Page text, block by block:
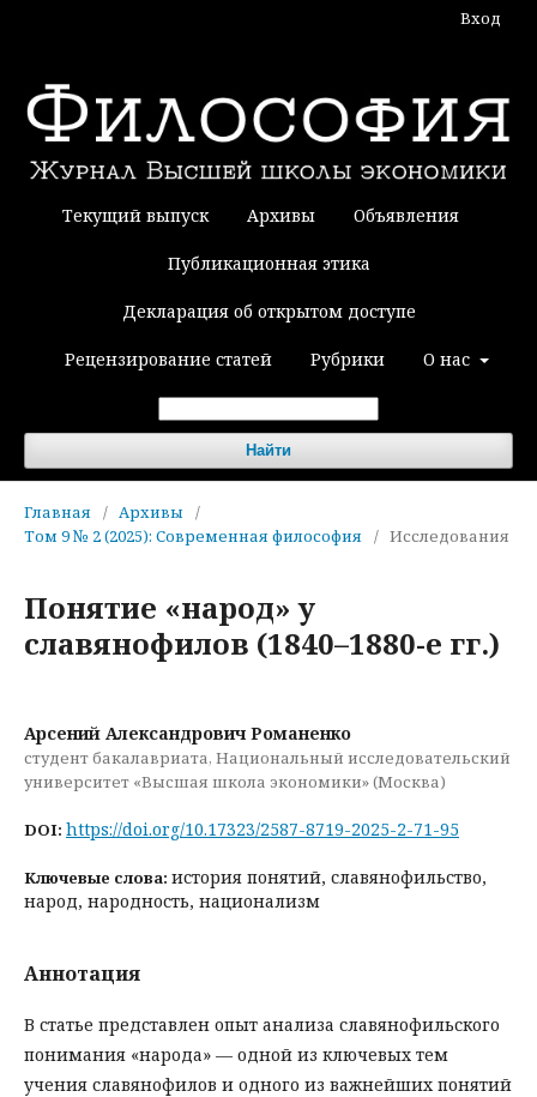
Текущий выпуск Архивы Объявления
Публикационная этика
Декларация об открытом доступе
Рецензирование статей Рубрики О нас
Найти
Вход
Главная / Архивы
/
Том 9 № 2 (2025): Современная философия
/ Исследования
Понятие «народ» у
славянофилов (1840–1880-е гг.)
Арсений Александрович Романенко
студент бакалавриата, Национальный исследовательский
университет «Высшая школа экономики» (Москва)
DOI: https://doi.org/10.17323/2587-8719-2025-2-71-95
Ключевые слова: история понятий, славянофильство,
народ, народность, национализм
Аннотация
В статье представлен опыт анализа славянофильского
понимания «народа» — одной из ключевых тем
учения славянофилов и одного из важнейших понятий